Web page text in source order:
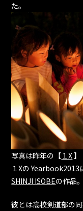
た。
写真は昨年の【 １X】
１Xの
SHINJI ISOBEの作品。
彼とは高校剣道部の